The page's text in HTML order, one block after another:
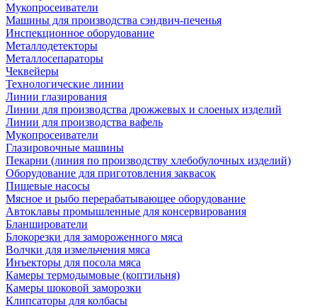
Мукопросеиватели
Машины для производства сэндвич-печенья
Инспекционное оборудование
Металлодетекторы
Металлосепараторы
Чеквейеры
Технологические линии
Линии глазирования
Линии для производства дрожжевых и слоеных изделий
Линии для производства вафель
Мукопросеиватели
Глазировочные машины
Пекарни (линия по производству хлебобулочных изделий)
Оборудование для приготовления заквасок
Пищевые насосы
Мясное и рыбо перерабатывающее оборудование
Автоклавы промышленные для консервирования
Бланширователи
Блокорезки для замороженного мяса
Волчки для измельчения мяса
Инъекторы для посола мяса
Камеры термодымовые (коптильня)
Камеры шоковой заморозки
Клипсаторы для колбасы